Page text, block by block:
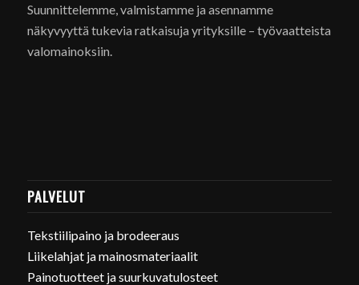
Suunnittelemme, valmistamme ja asennamme
näkyvyyttä tukevia ratkaisuja yrityksille – työvaatteista
valomainoksiin.
PALVELUT
Tekstiilipaino ja brodeeraus
Liikelahjat ja mainosmateriaalit
Painotuotteet ja suurkuvatulosteet